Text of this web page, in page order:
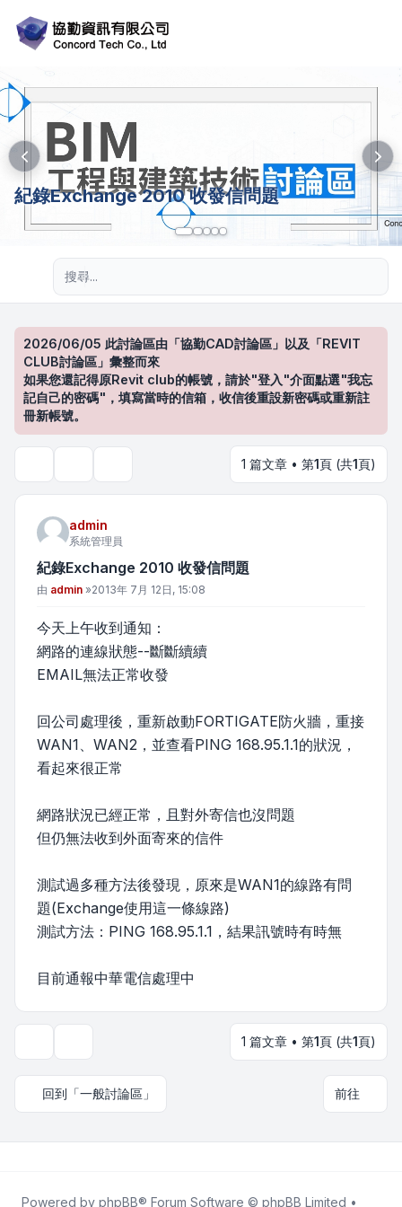
紀錄Exchange 2010 收發信問題
2026/06/05 此討論區由「協勤CAD討論區」以及「REVIT
CLUB討論區」彙整而來
如果您還記得原Revit club的帳號，請於"登入"介面點選"我忘
記自己的密碼"，填寫當時的信箱，收信後重設新密碼或重新註
冊新帳號。
1 篇文章 • 第1頁 (共1頁)
admin
系統管理員
紀錄Exchange 2010 收發信問題
文章
由 admin »2013年 7月 12日, 15:08
今天上午收到通知：
網路的連線狀態--斷斷續續
EMAIL無法正常收發
回公司處理後，重新啟動FORTIGATE防火牆，重接
WAN1、WAN2，並查看PING 168.95.1.1的狀況，
看起來很正常
網路狀況已經正常，且對外寄信也沒問題
但仍無法收到外面寄來的信件
測試過多種方法後發現，原來是WAN1的線路有問
題(Exchange使用這一條線路)
測試方法：PING 168.95.1.1，結果訊號時有時無
目前通報中華電信處理中
1 篇文章 • 第1頁 (共1頁)
回到「一般討論區」 前往
Powered by phpBB® Forum Software © phpBB Limited •